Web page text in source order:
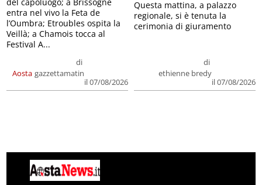
Aosta
di
gazzettamatin
il 07/08/2026
entra nel vivo la Feta de
l’Oumbra; Etroubles ospita la
Veillà; a Chamois tocca al
Festival A...
di
ethienne bredy
il 07/08/2026
Questa mattina, a palazzo
regionale, si è tenuta la
cerimonia di giuramento